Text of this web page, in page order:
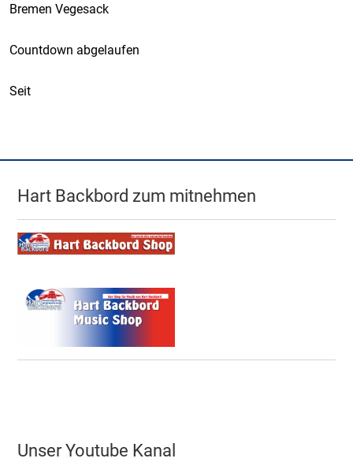
Bremen Vegesack
Countdown abgelaufen
Seit
Hart Backbord zum mitnehmen
Unser Youtube Kanal